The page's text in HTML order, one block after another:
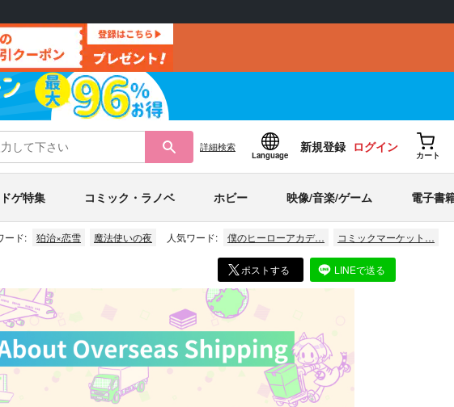
詳細検索
Language
新規登録 ログイン
カート
ゲ特集 コミック・ラノベ ホビー 映像/音楽/ゲーム 電子書
ード: 狛治×恋雪 魔法使いの夜 人気ワード: 僕のヒーローアカデ… コミックマーケット…
ポストする LINEで送る